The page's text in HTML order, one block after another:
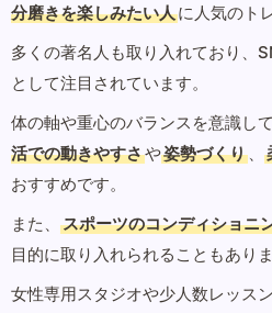
分磨きを楽しみたい人に人気のト
多くの著名人も取り入れており、
として注目されています。
体の軸や重心のバランスを意識し
活での動きやすさや姿勢づくり 、
おすすめです。
また、
スポーツのコンディショニ
目的に取り入れられることもありま
女性専用スタジオや少人数レッス